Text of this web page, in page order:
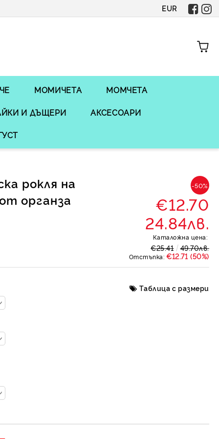
EUR
МОМИЧЕТА МОМЧЕТА
И ДЪЩЕРИ АКСЕСОАРИ
рокля на
органза
-50%
€12.70
24.84лв.
Каталожна цена:
€25.41 49.70лв.
Отстъпка: €12.71 (50%)
Таблица с размери